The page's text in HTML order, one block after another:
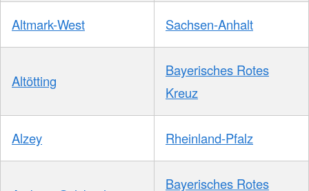
Altmark-West Sachsen-Anhalt
Altötting
Bayerisches Rotes
Kreuz
Alzey Rheinland-Pfalz
Bayerisches Rotes